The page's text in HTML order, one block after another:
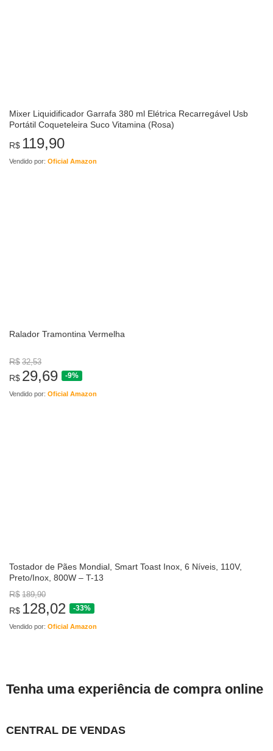
Mixer Liquidificador Garrafa 380 ml Elétrica Recarregável Usb
Portátil Coqueteleira Suco Vitamina (Rosa)
R$ 119,90
Vendido por: Oficial Amazon
Ralador Tramontina Vermelha
R$ 32,53
R$ 29,69 -9%
Vendido por: Oficial Amazon
Tostador de Pães Mondial, Smart Toast Inox, 6 Níveis, 110V,
Preto/Inox, 800W – T-13
R$ 189,90
R$ 128,02 -33%
Vendido por: Oficial Amazon
Tenha uma experiência de compra online
CENTRAL DE VENDAS